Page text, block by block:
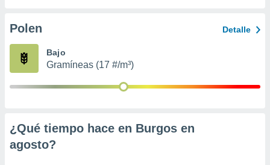
e
mediante
publicidad
publicidad
de
Polen Detalle
Bajo
Gramíneas (17 #/m³)
¿Qué tiempo hace en Burgos en
agosto?